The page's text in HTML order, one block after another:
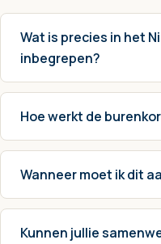
Wat is precies in het
inbegrepen?
Hoe werkt de
Wanneer moet ik dit
Kunnen jullie